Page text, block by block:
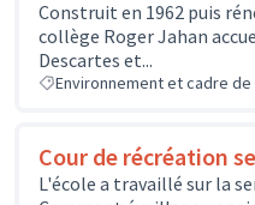
Construit en 1962 puis
collège Roger Jahan
Descartes et...
Environnement et cadre de
Cour de récréation
L'école a travaillé sur la